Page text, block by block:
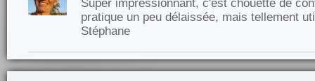
Super impressionnant, c'est chouette de
pratique un peu délaissée, mais tellement
Stéphane